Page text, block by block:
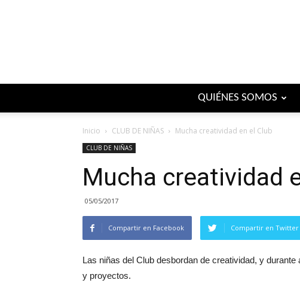
QUIÉNES SOMOS
Inicio CLUB DE NIÑAS Mucha creatividad en el Club
CLUB DE NIÑAS
Mucha creatividad
05/05/2017
Compartir en Facebook Compartir en Twitter
Las niñas del Club desbordan de creatividad, y
y proyectos.